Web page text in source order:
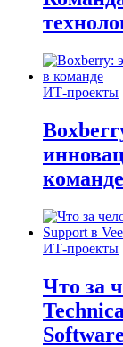
ИТ-проекты
команде
ИТ-проекты
Что за